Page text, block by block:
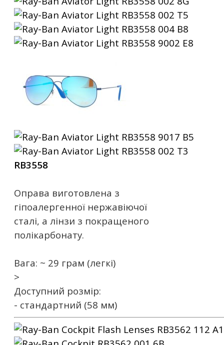
RB3558
Оправа виготовлена ​​з
гіпоалергенної нержавіючої
сталі, а лінзи з покращеного
полікарбонату.
Вага: ~ 29 грам (легкі)
>
Доступний розмір:
- стандартний (58 мм)